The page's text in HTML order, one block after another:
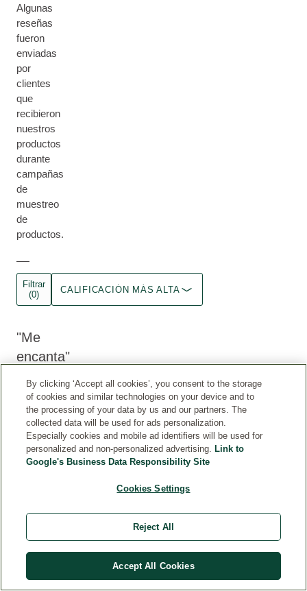
Algunas
reseñas
fueron
enviadas
por
clientes
que
recibieron
nuestros
productos
durante
campañas
de
muestreo
de
productos.
Filtrar
(0)
CALIFICACIÓN MÁS ALTA
Me
encanta
un
aroma
frutal
que
me
encanta
descubrimiento
para
By clicking ‘Accept all cookies’, you consent to the storage
of cookies and similar technologies on your device and to
the processing of your data by us and our partners. The
collected data will be used for ads personalization.
Especially cookies and mobile ad identifiers will be used for
personalized and non-personalized advertising. Link to
Google's Business Data Responsibility Site
Cookies Settings
Reject All
Accept All Cookies